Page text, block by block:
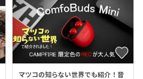
マツコの知らない世界でも紹介！音